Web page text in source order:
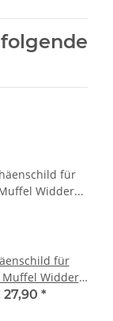
für
Widder
Trophäenbrett
*